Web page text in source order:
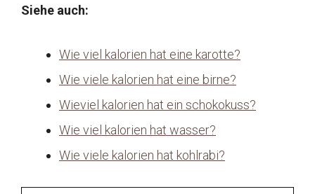
Siehe auch:
Wie viel kalorien hat eine karotte?
Wie viele kalorien hat eine birne?
Wieviel kalorien hat ein schokokuss?
Wie viel kalorien hat wasser?
Wie viele kalorien hat kohlrabi?